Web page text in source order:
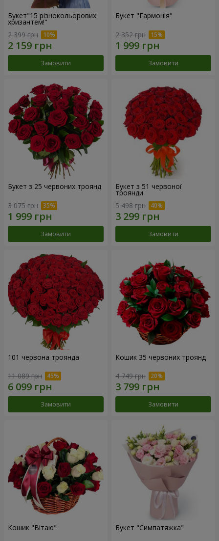
Букет"15 різнокольорових
хризантем!"
2 399 грн
Замовити
Букет "Гармонія"
2 352 грн
Замовити
Букет з 25 червоних троянд
3 075 грн
Замовити
Букет з 51 червоної
троянди
5 498 грн
Замовити
101 червона троянда
11 089 грн
Замовити
Кошик 35 червоних троянд
4 749 грн
Замовити
Кошик "Вітаю" Букет "Симпатяжка"